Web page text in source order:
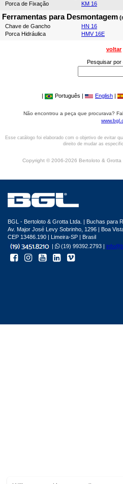
Porca de Fixação
KM 16
Ferramentas para Desmontagem
Chave de Gancho
HN 16
Porca Hidráulica
HMV 16E
voltar
Pesquisar por
| Português | English |
Não encontrou a peça que procurava?
Esse catálogo foi elaborado com o objetivo de evitar
direito de mudar as
Copyright © 2006-2026 Bertoloto & Grotta
BGL - Bertoloto & Grotta Ltda. | Buchas para
Av. Major José Levy Sobrinho, 1296 | Boa
CEP 13486.190 | Limeira-SP | Brasil
|
(19) 99392.2793 |